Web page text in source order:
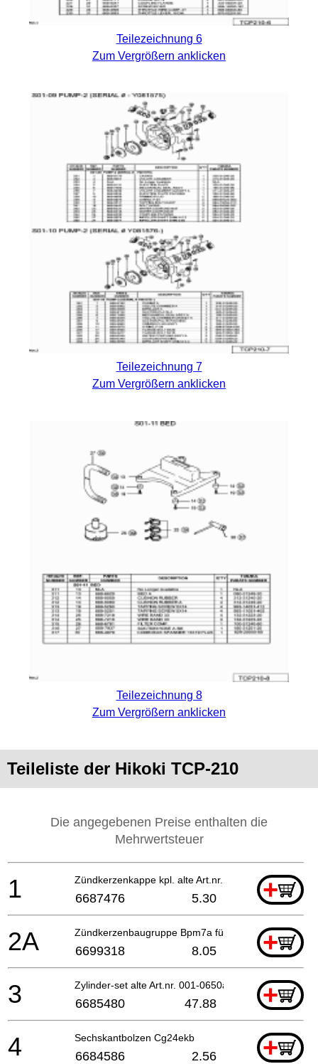
Teilezeichnung 6
Zum Vergrößern anklicken
Teilezeichnung 7
Zum Vergrößern anklicken
Teilezeichnung 8
Zum Vergrößern anklicken
Teileliste der Hikoki TCP-210
Die angegebenen Preise enthalten die
Mehrwertsteuer
Zündkerzenkappe kpl. alte Art.nr. 157-06500-91
+
1 6687476 5.30
Zündkerzenbaugruppe Bpm7a für Südamerika
+
2A 6699318 8.05
Zylinder-set alte Art.nr. 001-0650a-90 +
3 6685480 47.88
Sechskantbolzen Cg24ekb +
4 6684586 2.56